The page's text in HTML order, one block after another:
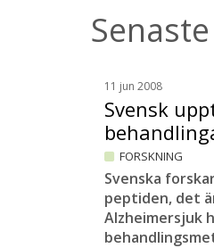
11 jun 2008
Svensk
FORSKNING
Svenska
peptiden, det
Alzheimersjuk